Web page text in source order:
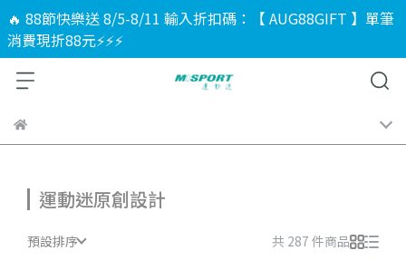
🔥 88節快樂送 8/5-8/11 輸入折扣碼：【 AUG88GIFT 】單筆
消費現折88元⚡⚡⚡
運動迷原創設計
預設排序 共 287 件商品